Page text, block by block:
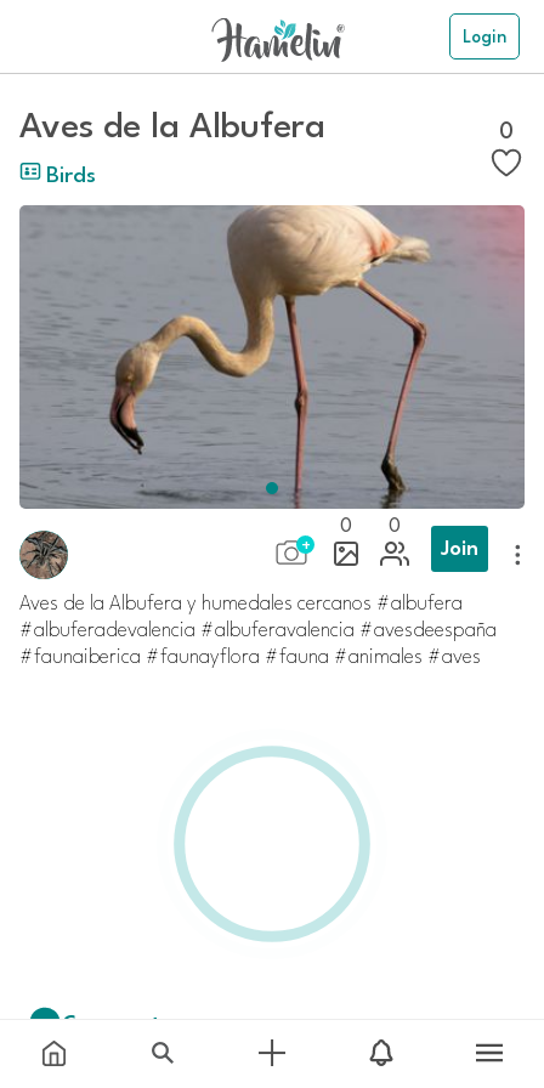
Login
Aves de la Albufera
Birds
0
0
0
Join
Aves de la Albufera y humedales cercanos #albufera
#albuferadevalencia #albuferavalencia #avesdeespaña
#faunaiberica #faunayflora #fauna #animales #aves
Comment